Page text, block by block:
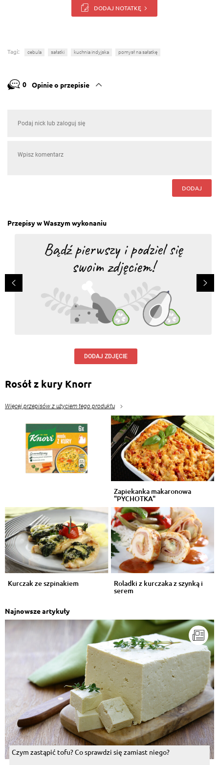
DODAJ NOTATKĘ
Tagi: cebula sałatki kuchnia indyjska pomysł na sałatkę
0 Opinie o przepisie
DODAJ
Przepisy w Waszym wykonaniu
DODAJ ZDJĘCIE
Rosół z kury Knorr
Więcej przepisów z użyciem tego produktu
Zapiekanka makaronowa
"PYCHOTKA"
Kurczak ze szpinakiem Roladki z kurczaka z szynką i
serem
Najnowsze artykuły
Czym zastąpić tofu? Co sprawdzi się zamiast niego?